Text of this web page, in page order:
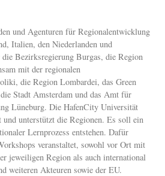
und Agenturen für Regionalentwicklung
Italien, den Niederlanden und
die Bezirksregierung Burgas, die Region
mit der regionalen
die Region Lombardei, das Green
Stadt Amsterdam und das Amt für
Lüneburg. Die HafenCity Universität
unterstützt die Regionen. Es soll ein
Lernprozess entstehen. Dafür
veranstaltet, sowohl vor Ort mit
jeweiligen Region als auch international
weiteren Akteuren sowie der EU.